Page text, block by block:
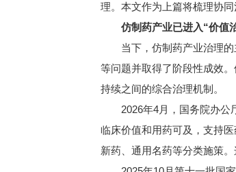
理。本文作为上篇将梳理协
仿制药产业已进入“价值
当下，仿制药产业治理的
等问题并取得了阶段性成效
持续之间的综合治理机制。
2026年4月，国务院办公厅
临床价值和用药可及，支持
新药、通用名药等分类施策